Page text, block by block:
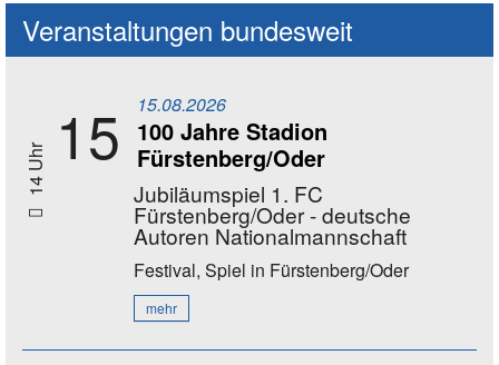
Veranstaltungen bundesweit
14 Uhr 15 15.08.2026
100 Jahre Stadion
Fürstenberg/Oder
Jubiläumspiel 1. FC
Fürstenberg/Oder - deutsche
Autoren Nationalmannschaft
Festival, Spiel in Fürstenberg/Oder
mehr